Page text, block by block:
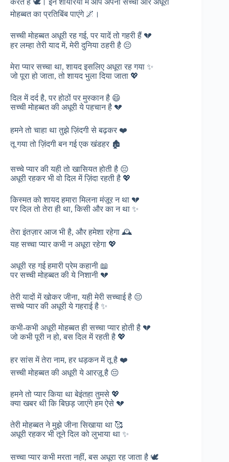
मोहब्बत का प्रतिबिंब पाएंगे 🌌।
सच्ची मोहब्बत अधूरी रह गई, पर यादें तो गहरी हैं 💔
हर लम्हा तेरी याद में, मेरी दुनिया ठहरी है 😔
मेरा प्यार सच्चा था, शायद इसलिए अधूरा रह गया ✨
जो पूरा हो जाता, तो शायद भुला दिया जाता 💖
दिल में दर्द है, पर होठों पर मुस्कान है 😄
सच्ची मोहब्बत की अधूरी ये पहचान है 💔
हमने तो चाहा था तुझे ज़िंदगी से बढ़कर ❤️
तू गया तो ज़िंदगी बन गई एक खंडहर 🏚️
सच्चे प्यार की यही तो खासियत होती है 😔
अधूरी रहकर भी वो दिल में ज़िंदा रहती है 💖
किस्मत को शायद हमारा मिलना मंज़ूर न था 💔
पर दिल तो तेरा ही था, किसी और का न था ✨
तेरा इंतज़ार आज भी है, और हमेशा रहेगा 🕰️
यह सच्चा प्यार कभी न अधूरा रहेगा 💖
अधूरी रह गई हमारी प्रेम कहानी 📖
पर सच्ची मोहब्बत की ये निशानी 💔
तेरी यादों में खोकर जीना, यही मेरी सच्चाई है 😔
सच्चे प्यार की अधूरी ये गहराई है ✨
कभी-कभी अधूरी मोहब्बत ही सच्चा प्यार होती है 💔
जो कभी पूरी न हो, बस दिल में रहती है 💖
हर सांस में तेरा नाम, हर धड़कन में तू है ❤️
सच्ची मोहब्बत की अधूरी ये आरज़ू है 😔
हमने तो प्यार किया था बेइंतहा तुमसे 💖
क्या खबर थी कि बिछड़ जाएंगे हम ऐसे 💔
तेरी मोहब्बत ने मुझे जीना सिखाया था 🥰
अधूरी रहकर भी तूने दिल को लुभाया था ✨
सच्चा प्यार कभी मरता नहीं, बस अधूरा रह जाता है 🕊️